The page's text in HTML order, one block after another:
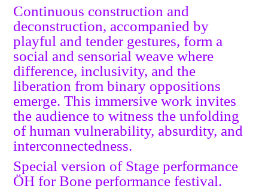
Continuous construction and
deconstruction, accompanied by
playful and tender gestures, form a
social and sensorial weave where
difference, inclusivity, and the
liberation from binary oppositions
emerge. This immersive work invites
the audience to witness the unfolding
of human vulnerability, absurdity, and
interconnectedness.
Special version of Stage performance
ÖH for Bone performance festival.